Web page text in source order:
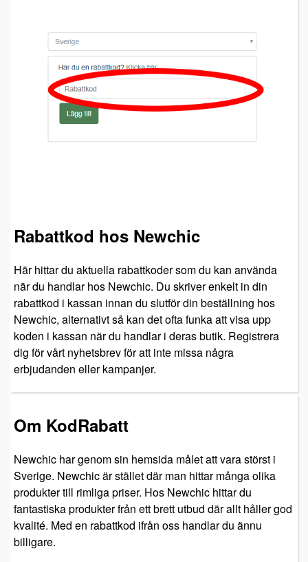
Rabattkod hos Newchic
Här hittar du aktuella rabattkoder som du kan använda
när du handlar hos Newchic. Du skriver enkelt in din
rabattkod i kassan innan du slutför din beställning hos
Newchic, alternativt så kan det ofta funka att visa upp
koden i kassan när du handlar i deras butik. Registrera
dig för vårt nyhetsbrev för att inte missa några
erbjudanden eller kampanjer.
Om KodRabatt
Newchic har genom sin hemsida målet att vara störst i
Sverige. Newchic är stället där man hittar många olika
produkter till rimliga priser. Hos Newchic hittar du
fantastiska produkter från ett brett utbud där allt håller god
kvalité. Med en rabattkod ifrån oss handlar du ännu
billigare.